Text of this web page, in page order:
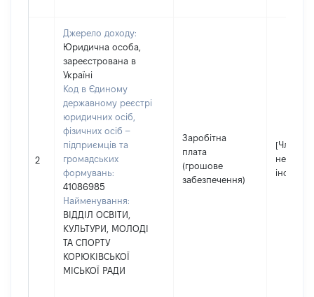
2
Джерело доходу:
Юридична особа,
зареєстрована в
Україні
Код в Єдиному
державному реєстрі
юридичних осіб,
фізичних осіб –
підприємців та
громадських
формувань:
41086985
Найменування:
ВІДДІЛ ОСВІТИ,
КУЛЬТУРИ, МОЛОДІ
ТА СПОРТУ
КОРЮКІВСЬКОЇ
МІСЬКОЇ РАДИ
Заробітна
плата
(грошове
забезпечення)
[Член
не надав